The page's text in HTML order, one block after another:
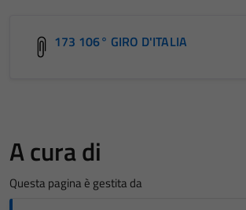
173 106° GIRO D'ITALIA
A cura di
Questa pagina è gestita da